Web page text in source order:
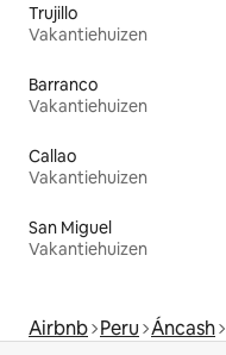
Trujillo
Vakantiehuizen
Barranco
Vakantiehuizen
Callao
Vakantiehuizen
San Miguel
Vakantiehuizen
Airbnb Peru Áncash